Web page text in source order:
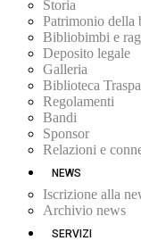
Storia
Patrimonio della
Bibliobimbi e
Deposito legale
Galleria
Biblioteca
Regolamenti
Bandi
Sponsor
Relazioni e
NEWS
Iscrizione alla
Archivio news
SERVIZI